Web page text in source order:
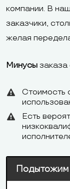
компании. В
заказчики,
желая
Минусы заказа
Стоимость
Есть
Подытожим